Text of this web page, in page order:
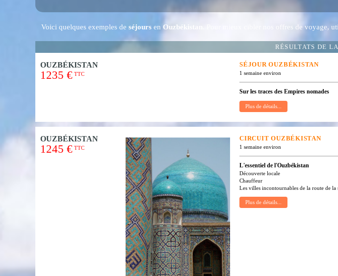
Voici quelques exemples de séjours en Ouzbékistan . Pour mieux cibler nos offres de voyage,
RÉSULTATS DE
OUZBÉKISTAN
1235 € TTC
SÉJOUROUZBÉKISTAN
1 semaine environ
Sur les traces des Empires nomades
OUZBÉKISTAN
1245 € TTC
CIRCUITOUZBÉKISTAN
1 semaine environ
L'essentiel de l'Ouzbékistan
Découverte locale
Chauffeur
Les villes incontournables de la route de la